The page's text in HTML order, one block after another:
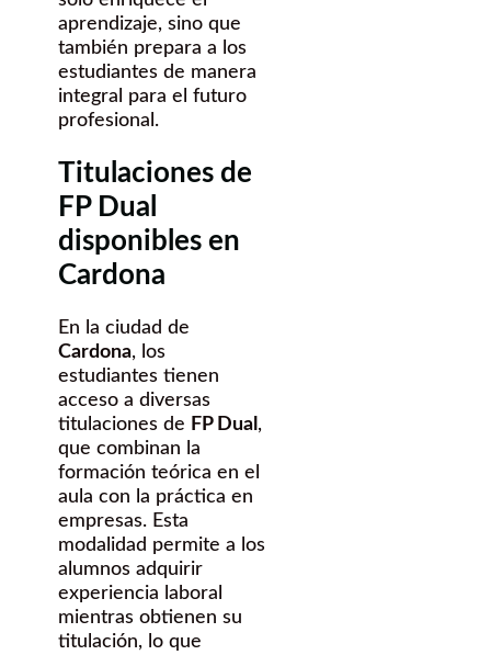
aprendizaje, sino que
también prepara a los
estudiantes de manera
integral para el futuro
profesional.
Titulaciones de
FP Dual
disponibles en
Cardona
En la ciudad de
Cardona, los
estudiantes tienen
acceso a diversas
titulaciones de FP Dual ,
que combinan la
formación teórica en el
aula con la práctica en
empresas. Esta
modalidad permite a los
alumnos adquirir
experiencia laboral
mientras obtienen su
titulación, lo que